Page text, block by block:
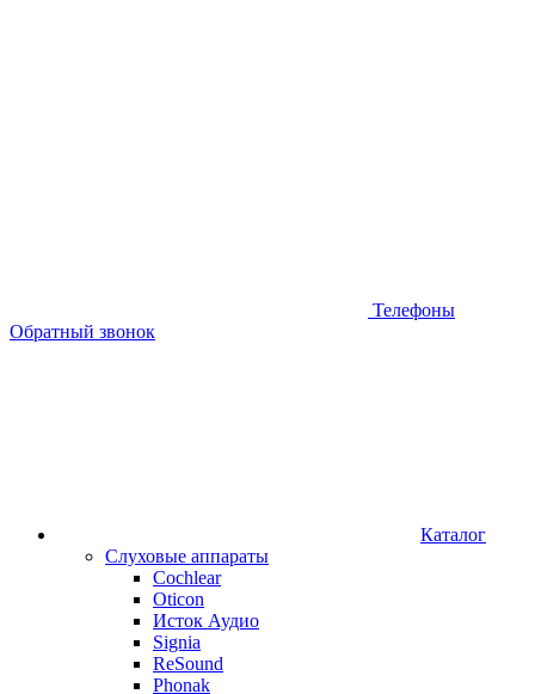
Телефоны
Обратный звонок
Каталог
Слуховые аппараты
Cochlear
Oticon
Исток Аудио
Signia
ReSound
Phonak